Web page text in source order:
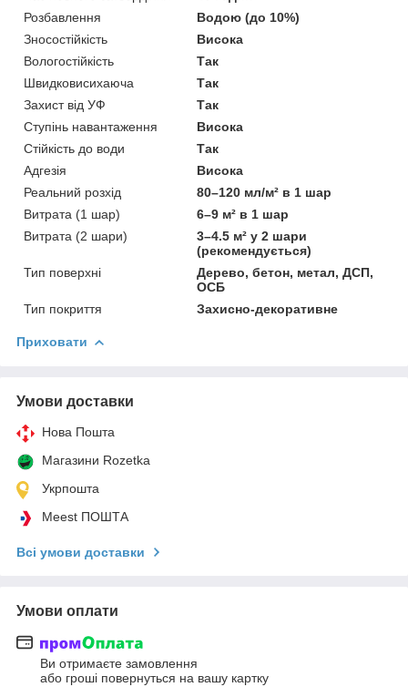
Розбавлення
Водою (до 10%)
Зносостійкість
Висока
Вологостійкість
Так
Швидковисихаюча
Так
Захист від УФ
Так
Ступінь навантаження
Висока
Стійкість до води
Так
Адгезія
Висока
Реальний розхід
80–120 мл/м² в 1 шар
Витрата (1 шар)
6–9 м² в 1 шар
Витрата (2 шари)
3–4.5 м² у 2 шари
(рекомендується)
Тип поверхні
Дерево, бетон, метал, ДСП,
ОСБ
Тип покриття
Захисно-декоративне
Приховати
Умови доставки
Нова Пошта
Магазини Rozetka
Укрпошта
Meest ПОШТА
Всі умови доставки
Умови оплати
Ви отримаєте замовлення
або гроші повернуться на вашу картку